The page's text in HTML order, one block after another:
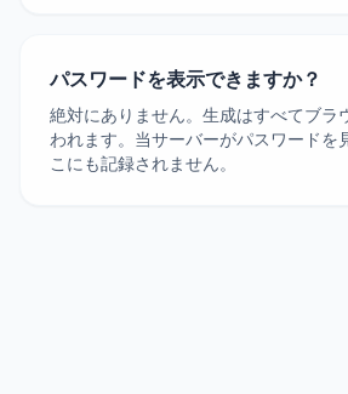
パスワードを表示できますか？
絶対にありません。生成はすべてブラ
われます。当サーバーがパスワードを
こにも記録されません。